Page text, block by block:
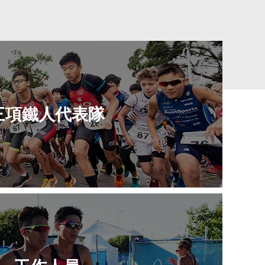
項鐵人代表隊